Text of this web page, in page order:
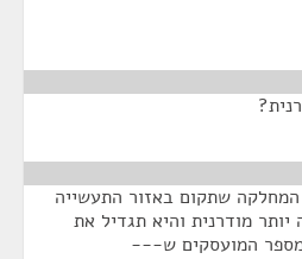
שתקום באזור התעשייה
מודרנית והיא תגדיל את
המועסקים ש---